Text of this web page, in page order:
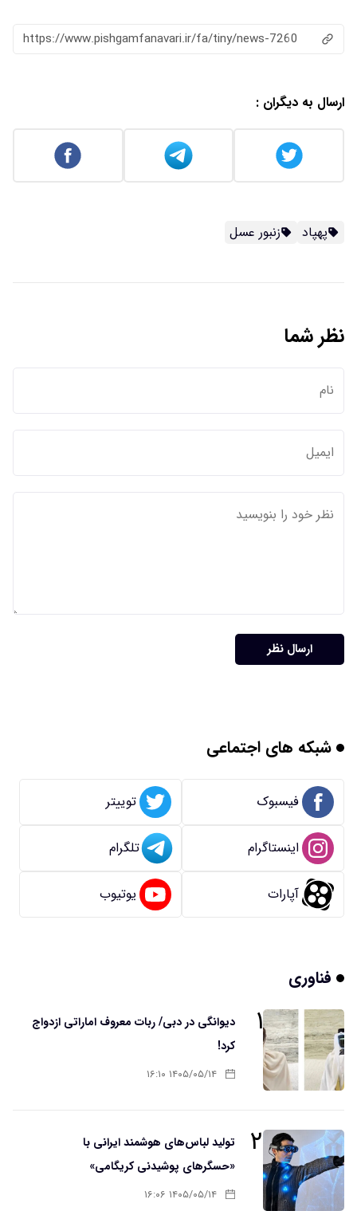
https://www.pishgamfanavari.ir/fa/tiny/news-7260
ارسال به دیگران :
پهپاد زنبور عسل
نظر شما
ارسال نظر
شبکه های اجتماعی
فیسبوک توییتر
اینستاگرام تلگرام
آپارات یوتیوب
فناوری
۱
دیوانگی در دبی/ ربات معروف اماراتی ازدواج
کرد!
۱۴۰۵/۰۵/۱۴ ۱۶:۱۰
۲
تولید لباس‌های هوشمند ایرانی با
«حسگرهای پوشیدنی کریگامی»
۱۴۰۵/۰۵/۱۴ ۱۶:۰۶